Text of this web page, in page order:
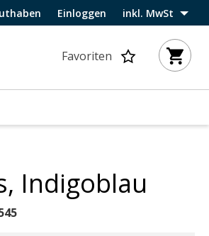
Einloggen inkl. MwSt
Favoriten
Indigoblau